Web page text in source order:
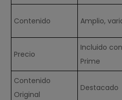
Contenido Amplio,
Precio
Incluido con
Prime
Contenido
Original
Destacado